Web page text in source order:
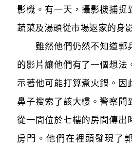
影機。有一天，攝影機捕捉
蔬菜及湯頭從市場返家的身
雖然他們仍然不知道郭
的影片讓他們有了一個想法
示著他可能打算煮火鍋。因
鼻子搜索了該大樓。警察聞
從一間位於七樓的房間傳出
房門。他們在裡頭發現了